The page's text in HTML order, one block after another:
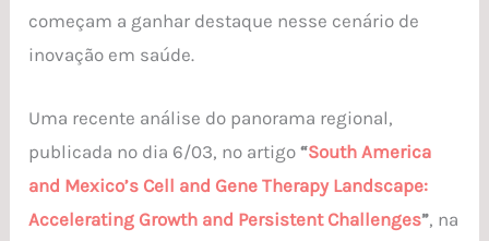
começam a ganhar destaque nesse cenário de
inovação em saúde.
Uma recente análise do panorama regional,
publicada no dia 6/03, no artigo“South America
and Mexico’s Cell and Gene Therapy Landscape:
Accelerating Growth and Persistent Challenges”, na